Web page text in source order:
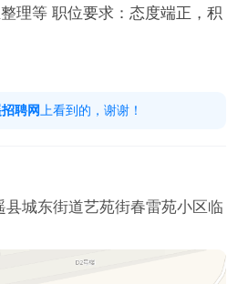
理等 职位要求：态度端正，积
聘网 上看到的，谢谢！
县城东街道艺苑街春雷苑小区临